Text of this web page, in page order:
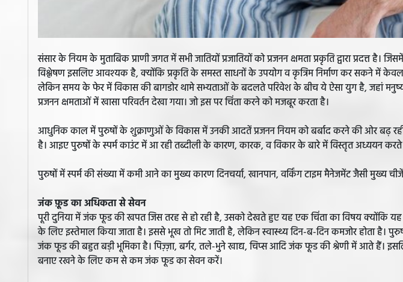
संसार के नियम के मुताबिक प्राणी जगत में सभी जातियों प्रजातियों को प्रजनन क्षमता प्रकृति द्वारा प्रदत्त है।
विश्लेषण इसलिए आवश्यक है, क्योंकि प्रकृति के समस्त साधनों के उपयोग व कृत्रिम निर्माण कर सकने में केवल
लेकिन समय के फेर में विकास की बागडोर थामे सभ्यताओं के बदलते परिवेश के बीच ये ऐसा युग है, जहां
प्रजनन क्षमताओं में खासा परिवर्तन देखा गया। जो इस पर चिंता करने को मजबूर करता है।
आधुनिक काल में पुरुषों के शुक्राणुओं के विकास में उनकी आदतें प्रजनन नियम को बर्बाद करने की ओर बढ़
है। आइए पुरुषों के स्पर्म काउंट में आ रही तब्दीली के कारण, कारक, व विकार के बारे में विस्तृत अध्ययन
पुरुषों में स्पर्म की संख्या में कमी आने का मुख्य कारण दिनचर्या, खानपान, वर्किंग टाइम मैनेजमेंट जैसी मुख्य चीजें
जंक फ़ूड का अधिकता से सेवन
पूरी दुनिया में जंक फूड की खपत जिस तरह से हो रही है, उसको देखते हुए यह एक चिंता का विषय क्योंकि यह
के लिए इस्तेमाल किया जाता है। इससे भूख तो मिट जाती है, लेकिन स्वास्थ्य दिन-ब-दिन कमजोर होता है।
जंक फूड की बहुत बड़ी भूमिका है। पिज़्ज़ा, बर्गर, तले-भुने खाद्य, चिप्स आदि जंक फूड की श्रेणी में आते हैं।
बनाए रखने के लिए कम से कम जंक फूड का सेवन करें।